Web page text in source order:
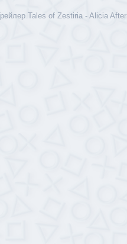
Tales of Zestiria - Alicia